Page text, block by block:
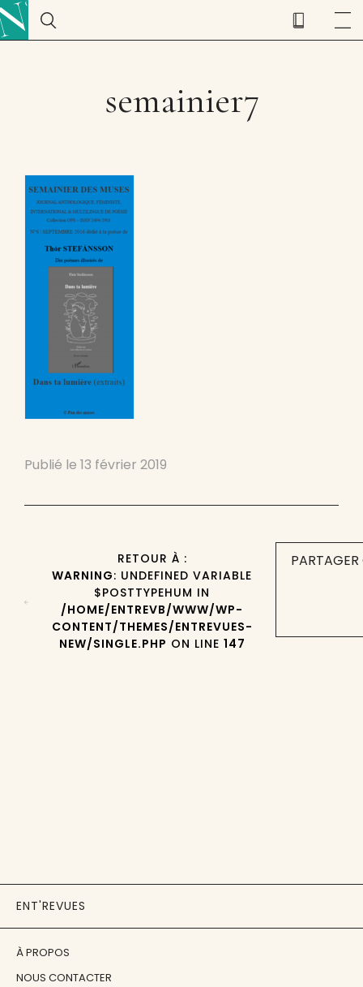
semainier7
Publié le 13 février 2019
RETOUR À :
WARNING: UNDEFINED VARIABLE
$POSTTYPEHUM IN
/HOME/ENTREVB/WWW/WP-
CONTENT/THEMES/ENTREVUES-
NEW/SINGLE.PHP ON LINE 147
ENT'REVUES
À PROPOS
NOUS CONTACTER